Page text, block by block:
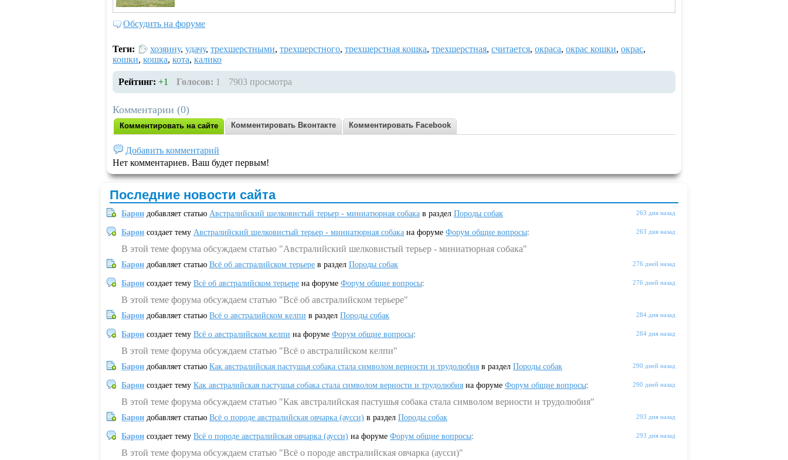
Обсудить на форуме
Теги: хозяину, удачу, трехшерстными, трехшерстного, трехшерстная кошка, трехшерстная, считается, окраса, окрас кошки, окрас,
кошки, кошка, кота, калико
Рейтинг: +1 Голосов: 1 7903 просмотра
Комментарии (0)
Комментировать на сайте Комментировать Вконтакте Комментировать Facebook
Добавить комментарий
Нет комментариев. Ваш будет первым!
Последние новости сайта
263 дня назад
Барон добавляет статью Австралийский шелковистый терьер - миниатюрная собака в раздел Породы собак
263 дня назад
Барон создает тему Австралийский шелковистый терьер - миниатюрная собака на форуме Форум общие вопросы:
В этой теме форума обсуждаем статью "Австралийский шелковистый терьер - миниатюрная собака"
276 дней назад
Барон добавляет статью Всё об австралийском терьере в раздел Породы собак
276 дней назад
Барон создает тему Всё об австралийском терьере на форуме Форум общие вопросы:
В этой теме форума обсуждаем статью "Всё об австралийском терьере"
284 дня назад
Барон добавляет статью Всё о австралийском келпи в раздел Породы собак
284 дня назад
Барон создает тему Всё о австралийском келпи на форуме Форум общие вопросы:
В этой теме форума обсуждаем статью "Всё о австралийском келпи"
290 дней назад
Барон добавляет статью Как австралийская пастушья собака стала символом верности и трудолюбия в раздел Породы собак
290 дней назад
Барон создает тему Как австралийская пастушья собака стала символом верности и трудолюбия на форуме Форум общие вопросы:
В этой теме форума обсуждаем статью "Как австралийская пастушья собака стала символом верности и трудолюбия"
293 дня назад
Барон добавляет статью Всё о породе австралийская овчарка (аусси) в раздел Породы собак
293 дня назад
Барон создает тему Всё о породе австралийская овчарка (аусси) на форуме Форум общие вопросы:
В этой теме форума обсуждаем статью "Всё о породе австралийская овчарка (аусси)"